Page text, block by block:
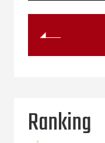
Ranking